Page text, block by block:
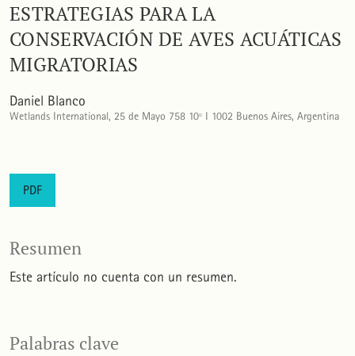
ESTRATEGIAS PARA LA
CONSERVACIÓN DE AVES ACUÁTICAS
MIGRATORIAS
Daniel Blanco
Wetlands International, 25 de Mayo 758 10º I 1002 Buenos Aires, Argentina
PDF
Palabras clave
Resumen
Este artículo no cuenta con un resumen.